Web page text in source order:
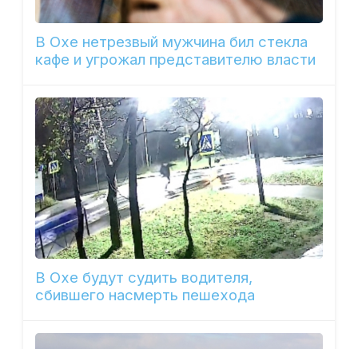
В Охе нетрезвый мужчина бил стекла
кафе и угрожал представителю власти
В Охе будут судить водителя,
сбившего насмерть пешехода